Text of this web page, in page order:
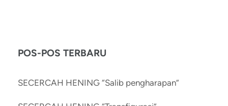
POS-POS TERBARU
SECERCAH HENING “Salib pengharapan”